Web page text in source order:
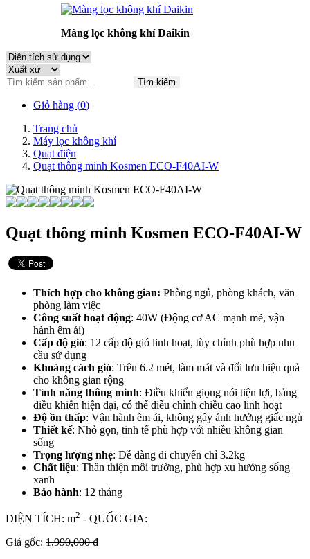
Màng lọc không khí Daikin
Tìm kiếm
Giỏ hàng (0)
Trang chủ
Máy lọc không khí
Quạt điện
Quạt thông minh Kosmen ECO-F40AI-W
Quạt thông minh Kosmen ECO-F40AI-W
Thích hợp cho không gian: Phòng ngủ, phòng khách, văn
phòng làm việc
Công suất hoạt động: 40W (Động cơ AC mạnh mẽ, vận
hành êm ái)
Cấp độ gió: 12 cấp độ gió linh hoạt, tùy chỉnh phù hợp nhu
cầu sử dụng
Khoảng cách gió: Trên 6.2 mét, làm mát và đối lưu hiệu quả
cho không gian rộng
Tính năng thông minh: Điều khiển giọng nói tiện lợi, bảng
điều khiển hiện đại, có thể điều chỉnh chiều cao linh hoạt
Độ ồn thấp: Vận hành êm ái, không gây ảnh hưởng giấc ngủ
Thiết kế: Nhỏ gọn, tinh tế phù hợp với nhiều không gian
sống
Trọng lượng nhẹ: Dễ dàng di chuyển chỉ 3.2kg
Chất liệu: Thân thiện môi trường, phù hợp xu hướng sống
xanh
Bảo hành: 12 tháng
DIỆN TÍCH: m2 - QUỐC GIA:
Giá gốc: 1,990,000 ₫